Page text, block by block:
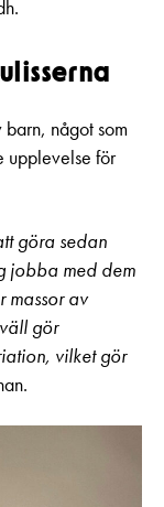
något som
upplevelse för
göra sedan
jobba med dem
massor av
gör
vilket gör